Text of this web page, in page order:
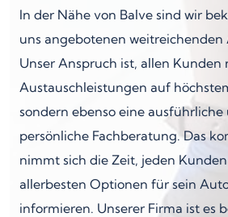
In der Nähe von Balve sind wir
uns angebotenen
Unser Anspruch ist, allen Kunden
Austauschleistungen auf
sondern ebenso eine ausführliche
persönliche Fachberatung. Das
nimmt sich die Zeit, jeden
allerbesten Optionen für sein
informieren. Unserer Firma ist es